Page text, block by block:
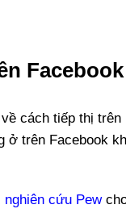
cách tiếp thị trên
ở trên Facebook
nghiên cứu Pew